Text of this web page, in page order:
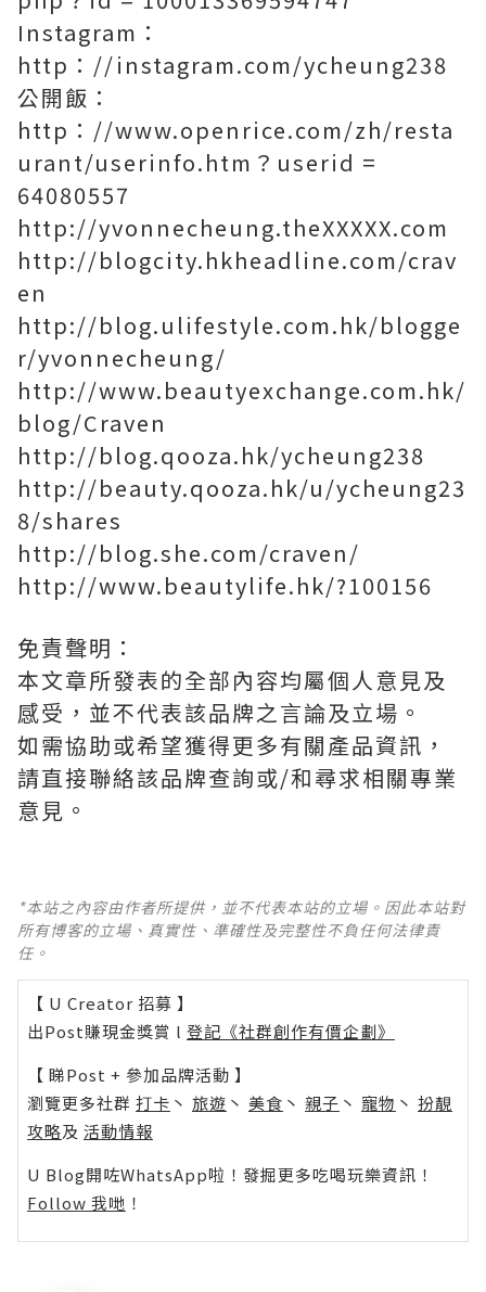
Instagram：
http：//instagram.com/ycheung238
公開飯：
http：//www.openrice.com/zh/resta
urant/userinfo.htm？userid =
64080557
http://yvonnecheung.theXXXXX.com
http://blogcity.hkheadline.com/crav
en
http://blog.ulifestyle.com.hk/blogge
r/yvonnecheung/
http://www.beautyexchange.com.hk/
blog/Craven
http://blog.qooza.hk/ycheung238
http://beauty.qooza.hk/u/ycheung23
8/shares
http://blog.she.com/craven/
http://www.beautylife.hk/?100156
免責聲明：
本文章所發表的全部內容均屬個人意見及
感受，並不代表該品牌之言論及立場。
如需協助或希望獲得更多有關產品資訊，
請直接聯絡該品牌查詢或/和尋求相關專業
意見。
*本站之內容由作者所提供，並不代表本站的立場。因此本站對
所有博客的立場、真實性、準確性及完整性不負任何法律責
任。
【 U Creator 招募 】
出Post賺現金獎賞 l 登記《社群創作有價企劃》
【 睇Post + 參加品牌活動 】
瀏覽更多社群 打卡 丶 旅遊 丶 美食 丶 親子 丶 寵物 丶 扮靚
攻略及 活動情報
U Blog開咗WhatsApp啦！發掘更多吃喝玩樂資訊！
Follow 我哋 ！